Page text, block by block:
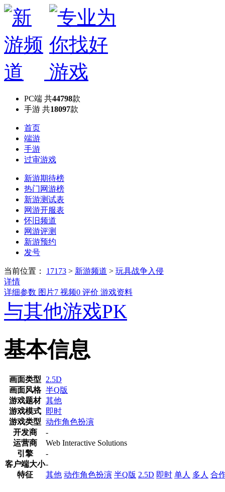
PC端 共44798款
手游 共18097款
首页
端游
手游
过审游戏
新游期待榜
热门网游榜
新游测试表
网游开服表
怀旧频道
网游评测
新游预约
发号
当前位置： 17173 > 新游频道 > 玩具战争入侵
详情
详细参数 图片7 视频0 评价 游戏资料
与其他游戏PK
基本信息
画面类型
2.5D
画面风格 半Q版
游戏题材 其他
游戏模式
即时
游戏类型 动作角色扮演
开发商
-
运营商
Web Interactive Solutions
引擎
-
客户端大小-
特征
其他 动作角色扮演 半Q版 2.5D 即时 单人 多人 合